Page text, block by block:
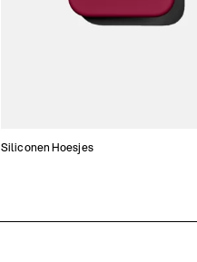
Siliconen Hoesjes